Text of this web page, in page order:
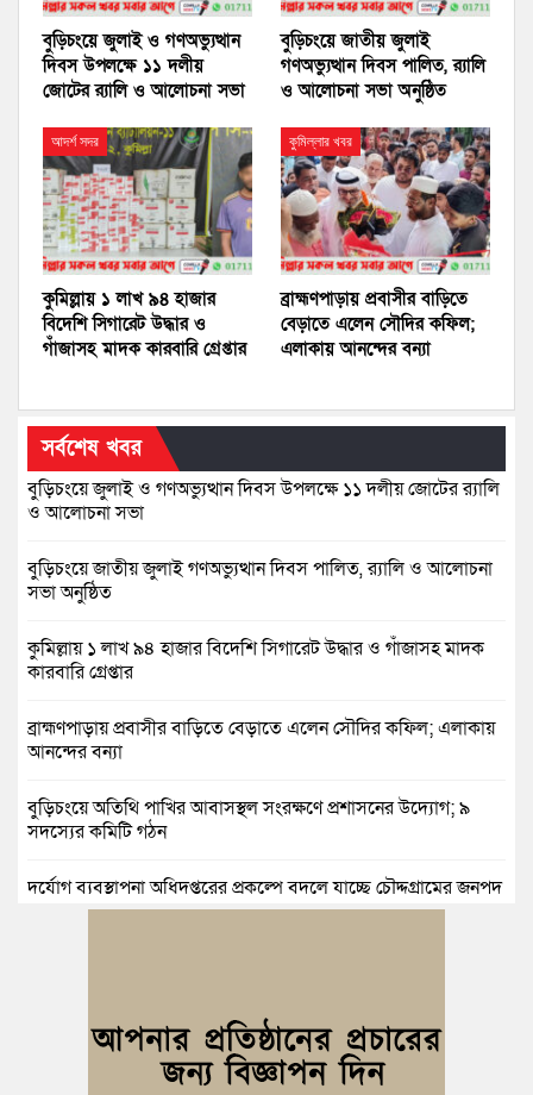
বুড়িচংয়ে জুলাই ও গণঅভ্যুত্থান
দিবস উপলক্ষে ১১ দলীয়
জোটের র‍্যালি ও আলোচনা সভা
বুড়িচংয়ে জাতীয় জুলাই
গণঅভ্যুত্থান দিবস পালিত, র‍্যালি
ও আলোচনা সভা অনুষ্ঠিত
আদর্শ সদর
কুমিল্লায় ১ লাখ ৯৪ হাজার
বিদেশি সিগারেট উদ্ধার ও
গাঁজাসহ মাদক কারবারি গ্রেপ্তার
কুমিল্লার খবর
ব্রাহ্মণপাড়ায় প্রবাসীর বাড়িতে
বেড়াতে এলেন সৌদির কফিল;
এলাকায় আনন্দের বন্যা
সর্বশেষ খবর
বুড়িচংয়ে জুলাই ও গণঅভ্যুত্থান দিবস উপলক্ষে ১১ দলীয় জোটের র‍্যালি
ও আলোচনা সভা
বুড়িচংয়ে জাতীয় জুলাই গণঅভ্যুত্থান দিবস পালিত, র‍্যালি ও আলোচনা
সভা অনুষ্ঠিত
কুমিল্লায় ১ লাখ ৯৪ হাজার বিদেশি সিগারেট উদ্ধার ও গাঁজাসহ মাদক
কারবারি গ্রেপ্তার
ব্রাহ্মণপাড়ায় প্রবাসীর বাড়িতে বেড়াতে এলেন সৌদির কফিল; এলাকায়
আনন্দের বন্যা
বুড়িচংয়ে অতিথি পাখির আবাসস্থল সংরক্ষণে প্রশাসনের উদ্যোগ; ৯
সদস্যের কমিটি গঠন
দুর্যোগ ব্যবস্থাপনা অধিদপ্তরের প্রকল্পে বদলে যাচ্ছে চৌদ্দগ্রামের জনপদ
জুলাই অভ্যুত্থানের দ্বিতীয় বর্ষপূর্তি উপলক্ষে কুমিল্লায় বর্ণাঢ্য র‍্যালি
আবারও নারী ইউএনও পেল ব্রাহ্মণপাড়াবাসী